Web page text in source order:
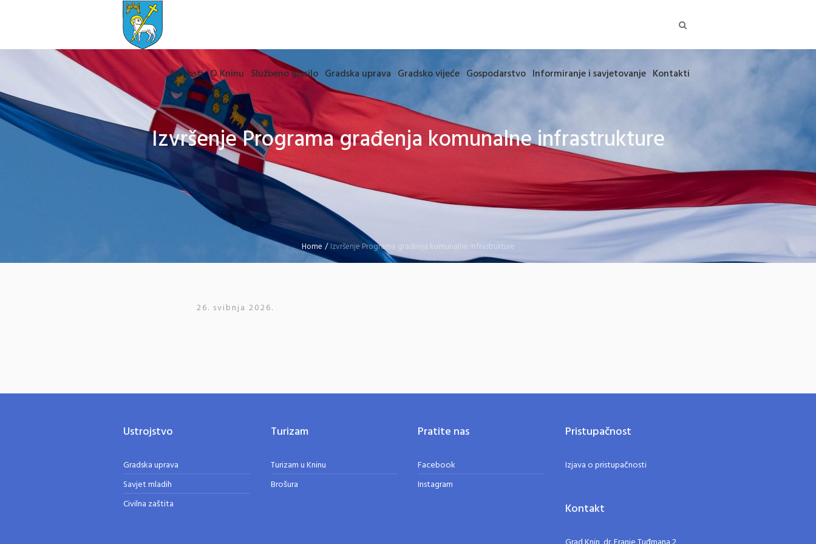
Novosti O Kninu Službeno glasilo Gradska uprava Gradsko vijeće Gospodarstvo Informiranje i savjetovanje Kontakti
Izvršenje Programa građenja komunalne infrastrukture
Home /Izvršenje Programa građenja komunalne infrastrukture
26. svibnja 2026.
Ustrojstvo
Gradska uprava
Savjet mladih
Civilna zaštita
Turizam
Turizam u Kninu
Brošura
Pratite nas
Facebook
Instagram
Pristupačnost
Izjava o pristupačnosti
Kontakt